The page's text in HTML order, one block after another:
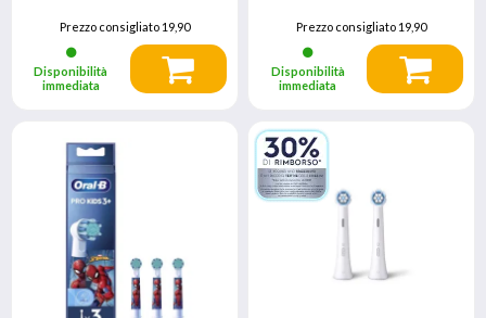
Prezzo consigliato19,90
Disponibilità
immediata
Prezzo consigliato 19,90
Disponibilità
immediata